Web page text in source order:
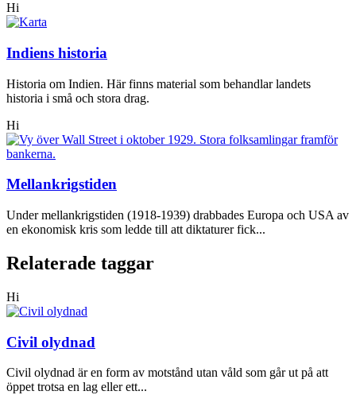
Hi
Indiens historia
Historia om Indien. Här finns material som behandlar landets
historia i små och stora drag.
Hi
Mellankrigstiden
Under mellankrigstiden (1918-1939) drabbades Europa och USA av
en ekonomisk kris som ledde till att diktaturer fick...
Relaterade taggar
Hi
Civil olydnad
Civil olydnad är en form av motstånd utan våld som går ut på att
öppet trotsa en lag eller ett...